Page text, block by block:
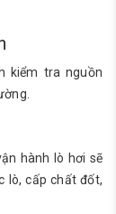
kiểm tra nguồn
hành lò hơi sẽ
lò, cấp chất đốt,